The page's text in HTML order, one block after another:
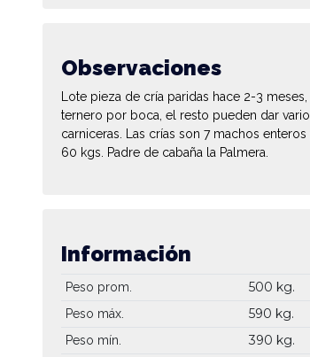
Observaciones
Lote pieza de cría paridas hace 2-3
ternero por boca, el resto pueden dar
carniceras. Las crías son 7 machos
60 kgs. Padre de cabaña la Palmera.
Información
Peso prom. 500 kg.
Peso máx. 590 kg.
Peso mín. 390 kg.